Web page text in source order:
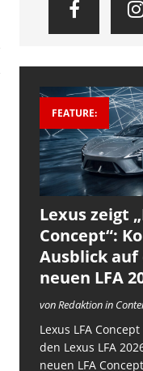
FEATURE:
Lexus zeigt
Concept“:
Ausblick auf
neuen LFA
von Redaktion in
Lexus LFA
den Lexus LFA
neuen LFA